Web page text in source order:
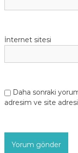
İnternet sitesi
Daha sonraki
adresim ve site